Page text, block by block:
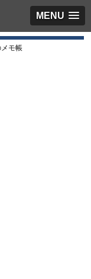
MENU
モ帳